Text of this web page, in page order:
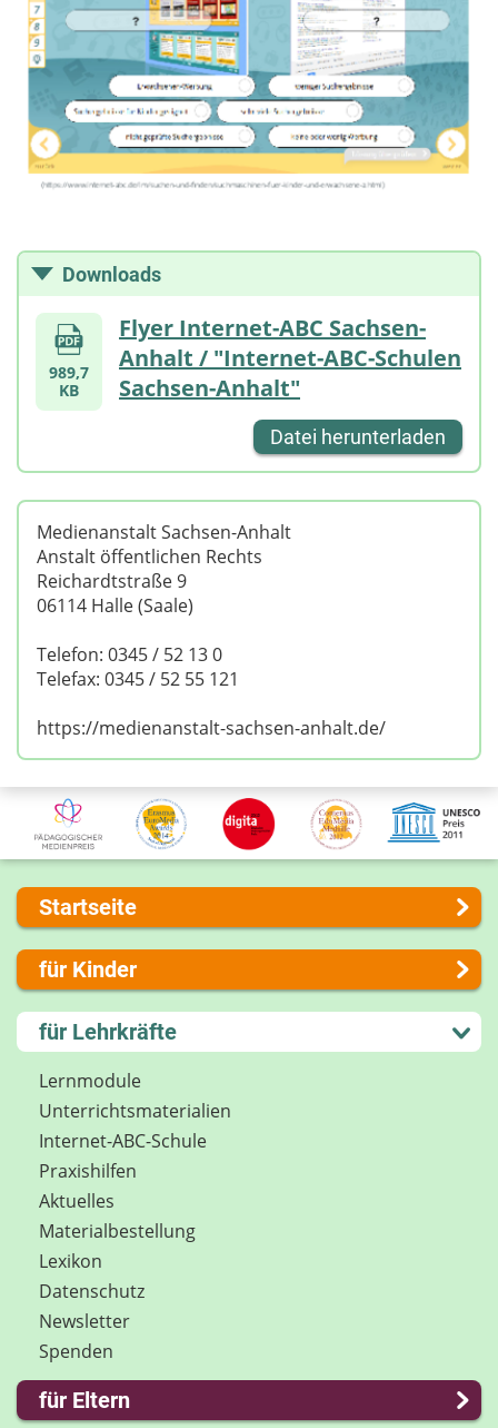
Downloads
989,7
KB
Flyer Internet-ABC Sachsen-
Anhalt / "Internet-ABC-Schulen
Sachsen-Anhalt"
Datei herunterladen
Medienanstalt Sachsen-Anhalt
Anstalt öffentlichen Rechts
Reichardtstraße 9
06114 Halle (Saale)
Telefon: 0345 / 52 13 0
Telefax: 0345 / 52 55 121
https://medienanstalt-sachsen-anhalt.de/
Startseite
Über uns
Presse
Kontakt
Impressum
Internet-ABC Sitemap
Barrierefreiheit
Länderprojekte
für Kinder
Lernen und Schule
Hobby und Freizeit
Spiel und Spaß
Mitreden und Mitmachen
Lexikon
Datenschutz
Newsletter
für Lehrkräfte
Lernmodule
Unterrichts­materialien
Internet-ABC-Schule
Praxishilfen
Aktuelles
Materialbestellung
Lexikon
Datenschutz
Newsletter
Spenden
für Eltern